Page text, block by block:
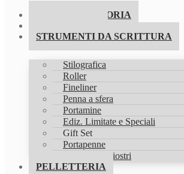
LA NOSTRA STORIA
STRUMENTI DA SCRITTURA
Stilografica
Roller
Fineliner
Penna a sfera
Portamine
Ediz. Limitate e Speciali
Gift Set
Portapenne
Refill & Inchiostri
PELLETTERIA